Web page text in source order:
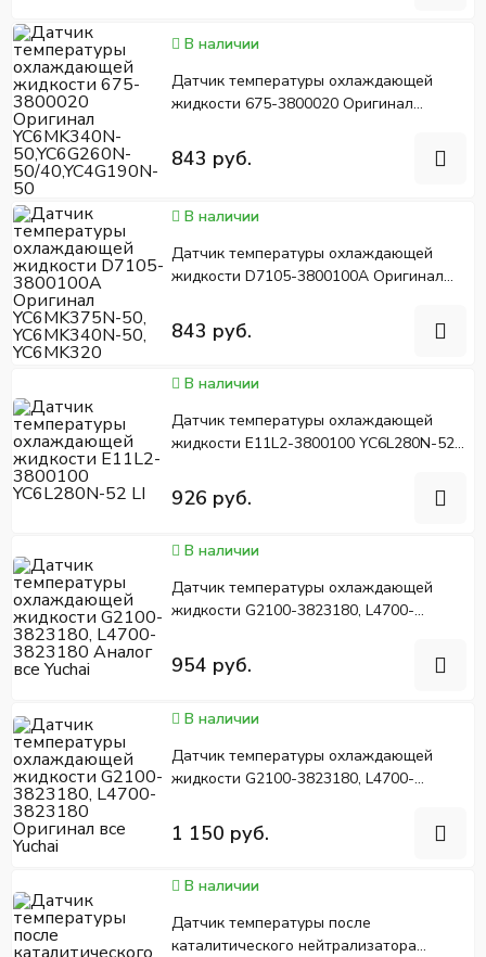
В наличии
Датчик температуры охлаждающей
жидкости 675-3800020 Оригинал
50/40,YC4G190N-50
843 руб.
В наличии
Датчик температуры охлаждающей
жидкости D7105-3800100A Оригинал
YC6MK320
843 руб.
В наличии
Датчик температуры охлаждающей
жидкости E11L2-3800100 YC6L280N-52
926 руб.
В наличии
Датчик температуры охлаждающей
жидкости G2100-3823180, L4700-
954 руб.
В наличии
Датчик температуры охлаждающей
жидкости G2100-3823180, L4700-
1 150 руб.
В наличии
Датчик температуры после
каталитического нейтрализатора